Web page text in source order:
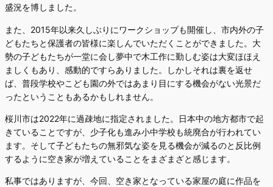
盛況を博しました。
また、2015年以来久しぶりにワークショップも開催し、市内外の子
どもたちと保護者の皆様に楽しんでいただくことができました。大
勢の子どもたちが一堂に会し夢中で木工作に勤しむ姿は大変ほほえ
ましくもあり、感動的ですらありました。しかしそれは裏を返せ
ば、普段学校やこども園の外ではあまり目にする機会がない光景だ
ったということもあるかもしれません。
桜川市は2022年に過疎地に指定されました。日本中の地方都市で起
きていることですが、少子化も進み小中学校も統廃合が行われてい
ます。そして子どもたちの無邪気な姿を見る機会が減るのと反比例
するように空き家が増えていることをまざまざと感じます。
私事ではありますが、今回、空き家となっている家屋の庭に作品を